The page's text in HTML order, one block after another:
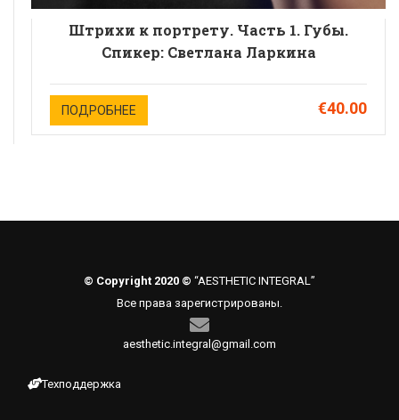
Штрихи к портрету. Часть 1. Губы.
Спикер: Светлана Ларкина
ПОДРОБНЕЕ €40.00
© Copyright 2020 © “AESTHETIC INTEGRAL”
Все права зарегистрированы.
aesthetic.integral@gmail.com
Техподдержка